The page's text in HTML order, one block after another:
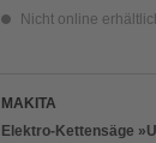
Nicht online
MAKITA
Elektro-Kettensäge